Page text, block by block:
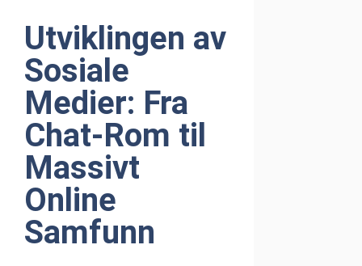
Utviklingen av
Sosiale
Medier: Fra
Chat-Rom til
Massivt
Online
Samfunn